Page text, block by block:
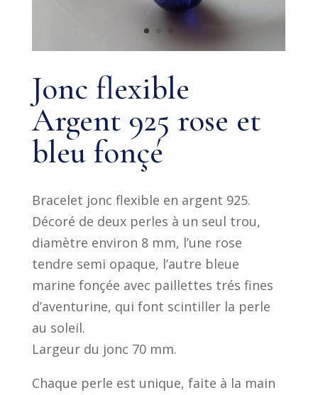
Jonc flexible
Argent 925 rose et
bleu fonçé
Bracelet jonc flexible en argent 925.
Décoré de deux perles à un seul trou,
diamètre environ 8 mm, l’une rose
tendre semi opaque, l’autre bleue
marine fonçée avec paillettes trés fines
d’aventurine, qui font scintiller la perle
au soleil.
Largeur du jonc 70 mm.
Chaque perle est unique, faite à la main